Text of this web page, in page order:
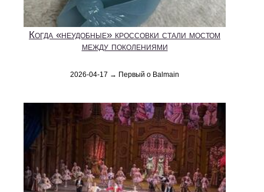
Когда «неудобные» кроссовки стали мостом
между поколениями
2026-04-17 → Первый о Balmain